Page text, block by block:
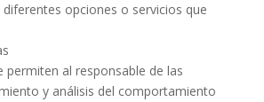
opciones o servicios que
permiten al responsable de las
y análisis del comportamiento